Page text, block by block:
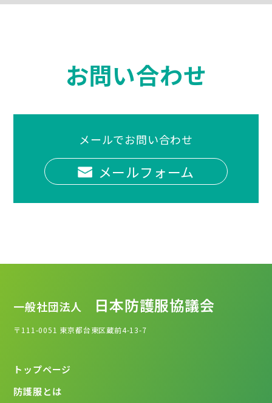
お問い合わせ
メールでお問い合わせ
メールフォーム
一般社団法人 日本防護服協議会
〒111-0051 東京都台東区蔵前4-13-7
トップページ
防護服とは